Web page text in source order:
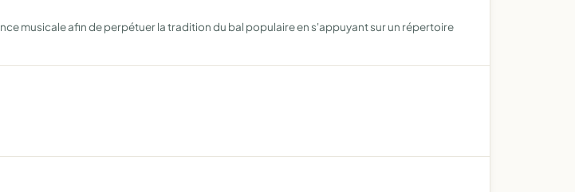
musicale afin de perpétuer la tradition du bal populaire en s'appuyant sur un répertoire